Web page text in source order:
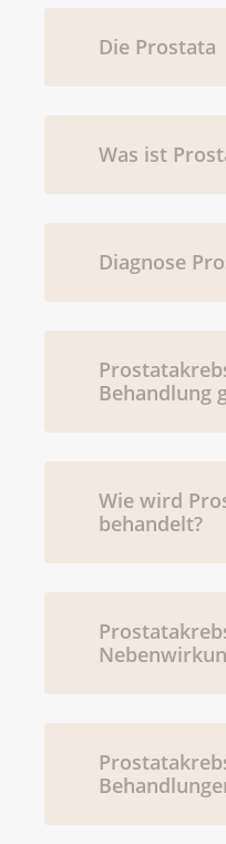
Die Prostata
Was ist
Diagnose
Behandlung
Wie wird
behandelt?